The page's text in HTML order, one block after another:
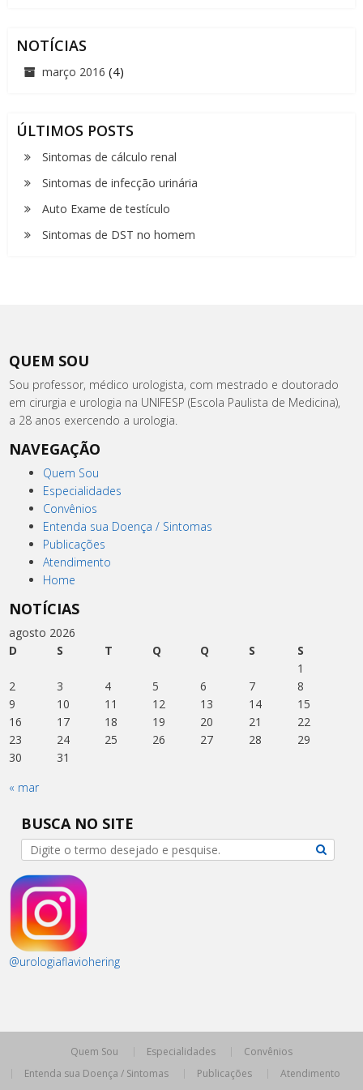
NOTÍCIAS
março 2016 (4)
ÚLTIMOS POSTS
Sintomas de cálculo renal
Sintomas de infecção urinária
Auto Exame de testículo
Sintomas de DST no homem
QUEM SOU
Sou professor, médico urologista, com mestrado e doutorado
em cirurgia e urologia na UNIFESP (Escola Paulista de Medicina),
a 28 anos exercendo a urologia.
NAVEGAÇÃO
Quem Sou
Especialidades
Convênios
Entenda sua Doença / Sintomas
Publicações
Atendimento
Home
NOTÍCIAS
agosto 2026
D
S T Q Q S
S
1
2
3 4 5 6 7
8
9
10 11 12 13 14
15
16
17 18 19 20 21
22
23
24 25 26 27 28
29
30
31
« mar
BUSCA NO SITE
@urologiaflaviohering
Quem Sou Especialidades
Convênios
Entenda sua Doença / Sintomas
Publicações
Atendimento